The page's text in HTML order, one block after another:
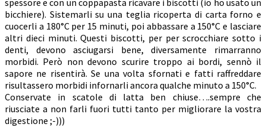
bicchiere). Sistemarli su una teglia ricoperta di carta forno e
cuocerli a 180°C per 15 minuti, poi abbassare a 150°C e lasciare
altri dieci minuti. Questi biscotti, per per scrocchiare sotto i
denti, devono asciugarsi bene, diversamente rimarranno
morbidi. Però non devono scurire troppo ai bordi, sennò il
sapore ne risentirà. Se una volta sfornati e fatti raffreddare
risultassero morbidi infornarli ancora qualche minuto a 150°C.
Conservate in scatole di latta ben chiuse….sempre che
riusciate a non farli fuori tutti tanto per migliorare la vostra
digestione ;-)))